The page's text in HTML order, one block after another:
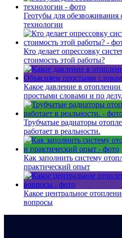
Геотубы для
технологии
Кто делает опрессовку
стоимость этой работы?
Какое давление в
простыми словами и по делу.
Трубчатые радиаторы
работает в реальности.
Как заполнить систему
практический опыт
Какое центральное
вопросы